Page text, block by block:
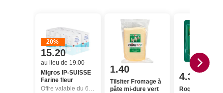
20%
15.20
au lieu de 19.00
Migros IP-SUISSE
Farine fleur
Offre valable du 6.8 au 12.8.2026, jusqu’à épuisement du stock.
1.40
Tilsiter Fromage à
pâte mi-dure vert
4.30
Roquefort